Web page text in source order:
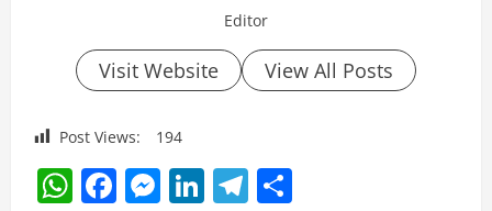
Editor
Visit Website View All Posts
Post Views: 194
WhatsApp
Facebook
Messenger
LinkedIn
Telegram